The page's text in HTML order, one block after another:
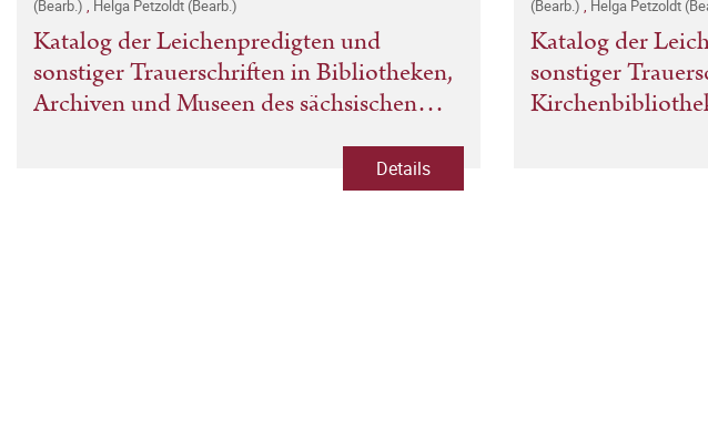
(Bearb.)
Helga Petzoldt (Bearb.)
Katalog der Leichenpredigten und
sonstiger Trauerschriften in Bibliotheken,
Archiven und Museen des sächsischen
Details
(Bearb.)
Helga Petzoldt
Katalog der
sonstiger